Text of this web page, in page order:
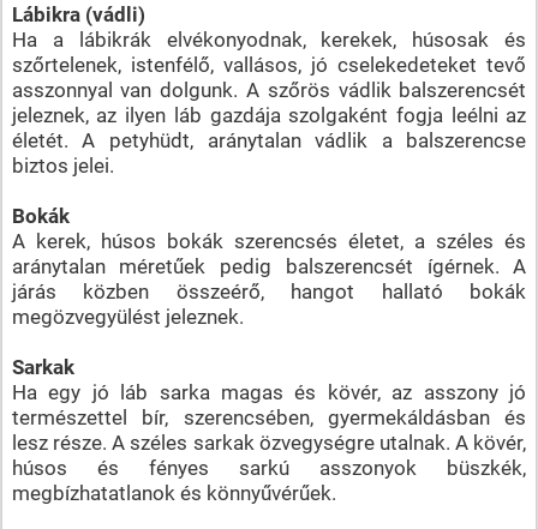
Lábikra (vádli)
Ha a lábikrák elvékonyodnak, kerekek, húsosak és
szőrtelenek, istenfélő, vallásos, jó cselekedeteket tevő
asszonnyal van dolgunk. A szőrös vádlik balszerencsét
jeleznek, az ilyen láb gazdája szolgaként fogja leélni az
életét. A petyhüdt, aránytalan vádlik a balszerencse
biztos jelei.
Bokák
A kerek, húsos bokák szerencsés életet, a széles és
aránytalan méretűek pedig balszerencsét ígérnek. A
járás közben összeérő, hangot hallató bokák
megözvegyülést jeleznek.
Sarkak
Ha egy jó láb sarka magas és kövér, az asszony jó
természettel bír, szerencsében, gyermekáldásban és
lesz része. A széles sarkak özvegységre utalnak. A kövér,
húsos és fényes sarkú asszonyok büszkék,
megbízhatatlanok és könnyűvérűek.